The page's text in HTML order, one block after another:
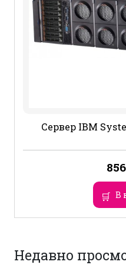
Сервер IBM
В
Недавно